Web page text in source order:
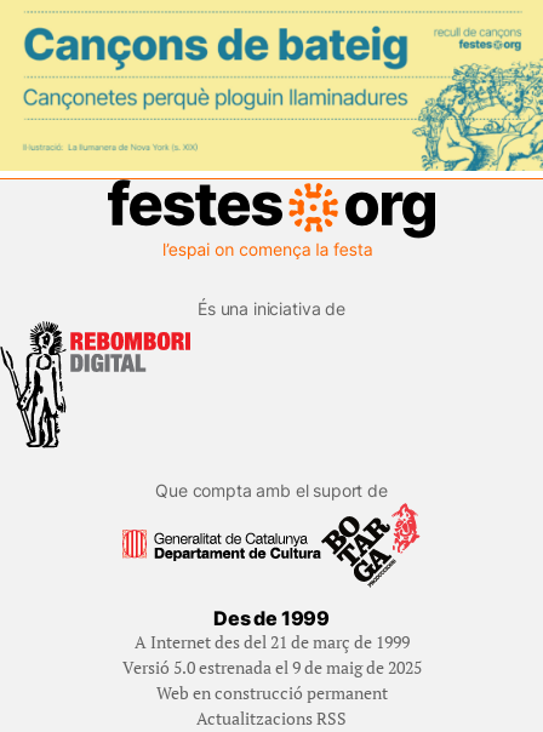
És una iniciativa de
Que compta amb el suport de
Des de 1999
A Internet des del 21 de març de 1999
Versió 5.0 estrenada el 9 de maig de 2025
Web en construcció permanent
Actualitzacions RSS